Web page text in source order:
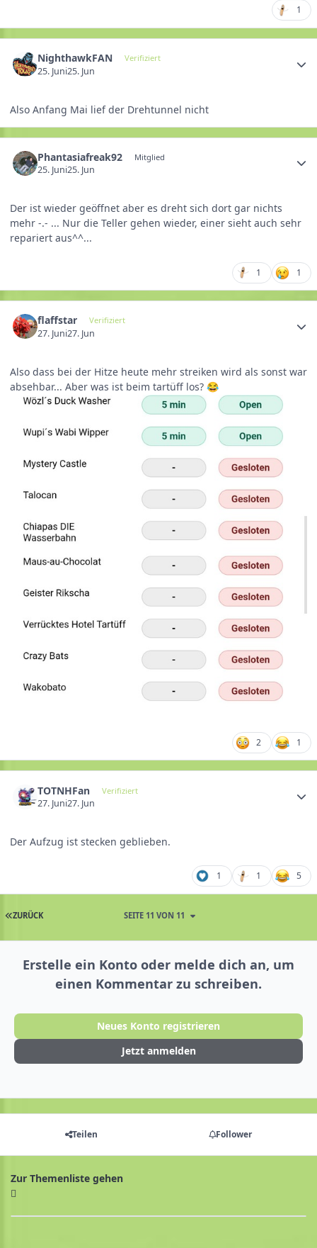
1
NighthawkFAN Verifiziert
25. Juni25. Jun
Also Anfang Mai lief der Drehtunnel nicht
Phantasiafreak92 Mitglied
25. Juni25. Jun
Der ist wieder geöffnet aber es dreht sich dort gar nichts
mehr -.- ... Nur die Teller gehen wieder, einer sieht auch sehr
repariert aus^^...
1 1
flaffstar Verifiziert
27. Juni27. Jun
Also dass bei der Hitze heute mehr streiken wird als sonst war
absehbar... Aber was ist beim tartüff los? 😂
2 1
TOTNHFan Verifiziert
27. Juni27. Jun
Der Aufzug ist stecken geblieben.
1 1 5
ZURÜCK SEITE 11 VON 11
Erstelle ein Konto oder melde dich an, um
einen Kommentar zu schreiben.
Neues Konto registrieren
Jetzt anmelden
Teilen Follower
Zur Themenliste gehen